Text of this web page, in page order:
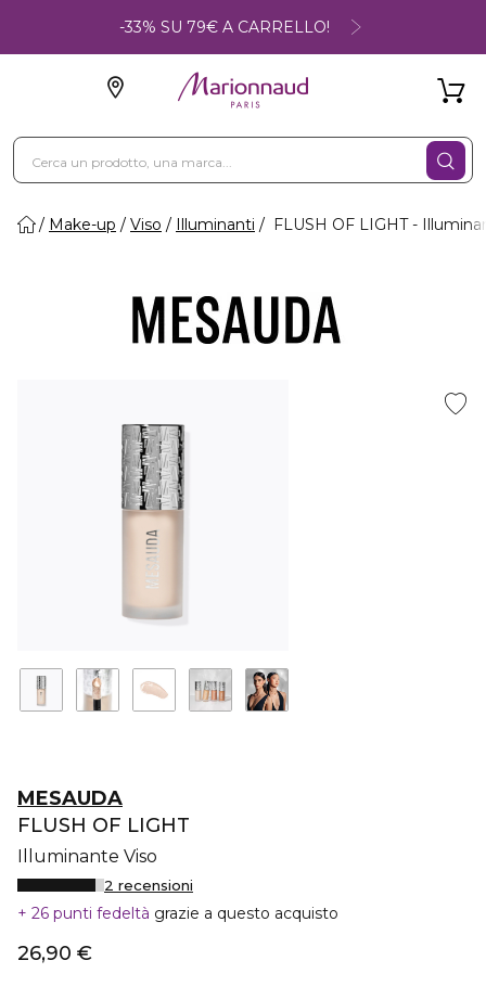
-33% SU 79€ A CARRELLO!
Make-up Viso Illuminanti FLUSH OF LIGHT -
MESAUDA
FLUSH OF LIGHT
Illuminante Viso
2 recensioni
26 punti fedeltà grazie a questo acquisto
26,90 €